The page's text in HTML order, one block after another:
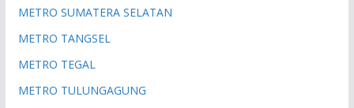
METRO SUMATERA SELATAN
METRO TANGSEL
METRO TEGAL
METRO TULUNGAGUNG